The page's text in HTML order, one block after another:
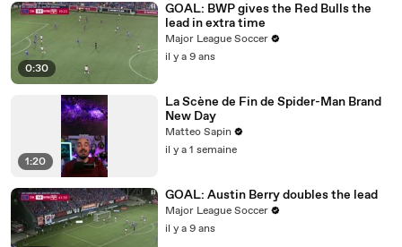
0:30
GOAL: BWP gives the Red Bulls the
lead in extra time
Major League Soccer
il y a 9 ans
1:20
La Scène de Fin de Spider-Man Brand
New Day
Matteo Sapin
il y a 1 semaine
GOAL: Austin Berry doubles the lead
Major League Soccer
il y a 9 ans